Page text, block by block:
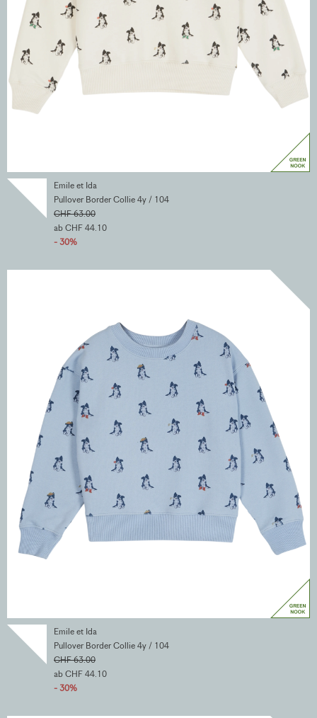
Emile et Ida
Pullover Border Collie 4y / 104
CHF 63.00
ab CHF 44.10
- 30%
Emile et Ida
Pullover Border Collie 4y / 104
CHF 63.00
ab CHF 44.10
- 30%